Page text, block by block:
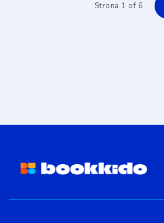
Strona 1 of 6